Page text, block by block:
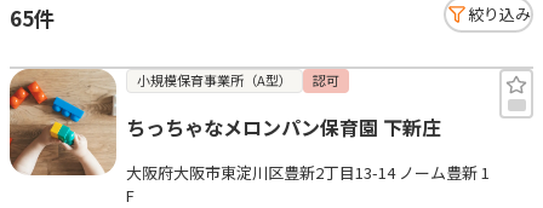
お気に入り
見学日記
65件 絞り込み
小規模保育事業所（A型） 認可
ちっちゃなメロンパン保育園 下新庄
大阪府大阪市東淀川区豊新2丁目13-14 ノーム豊新 1
F